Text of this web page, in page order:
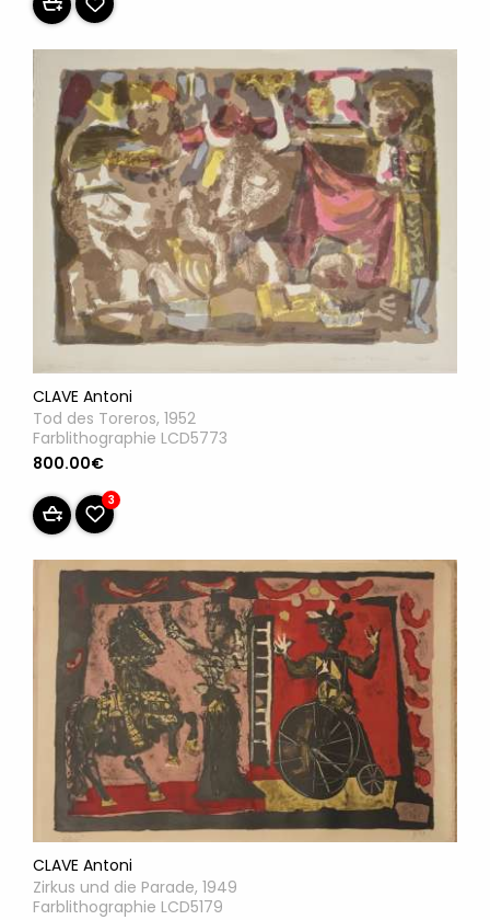
CLAVE Antoni
Tod des Toreros, 1952
Farblithographie LCD5773
800.00€
3
CLAVE Antoni
Zirkus und die Parade, 1949
Farblithographie LCD5179